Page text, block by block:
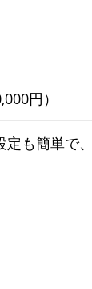
円）
も簡単で